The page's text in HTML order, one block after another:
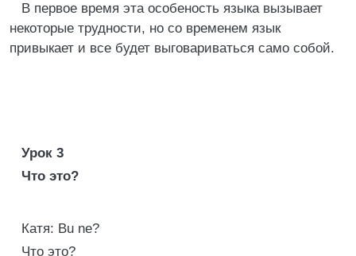
В первое время эта особеность языка вызывает
некоторые трудности, но со временем язык
привыкает и все будет выговариваться само собой.
Урок 3
Что это?
Катя: Bu ne?
Что это?